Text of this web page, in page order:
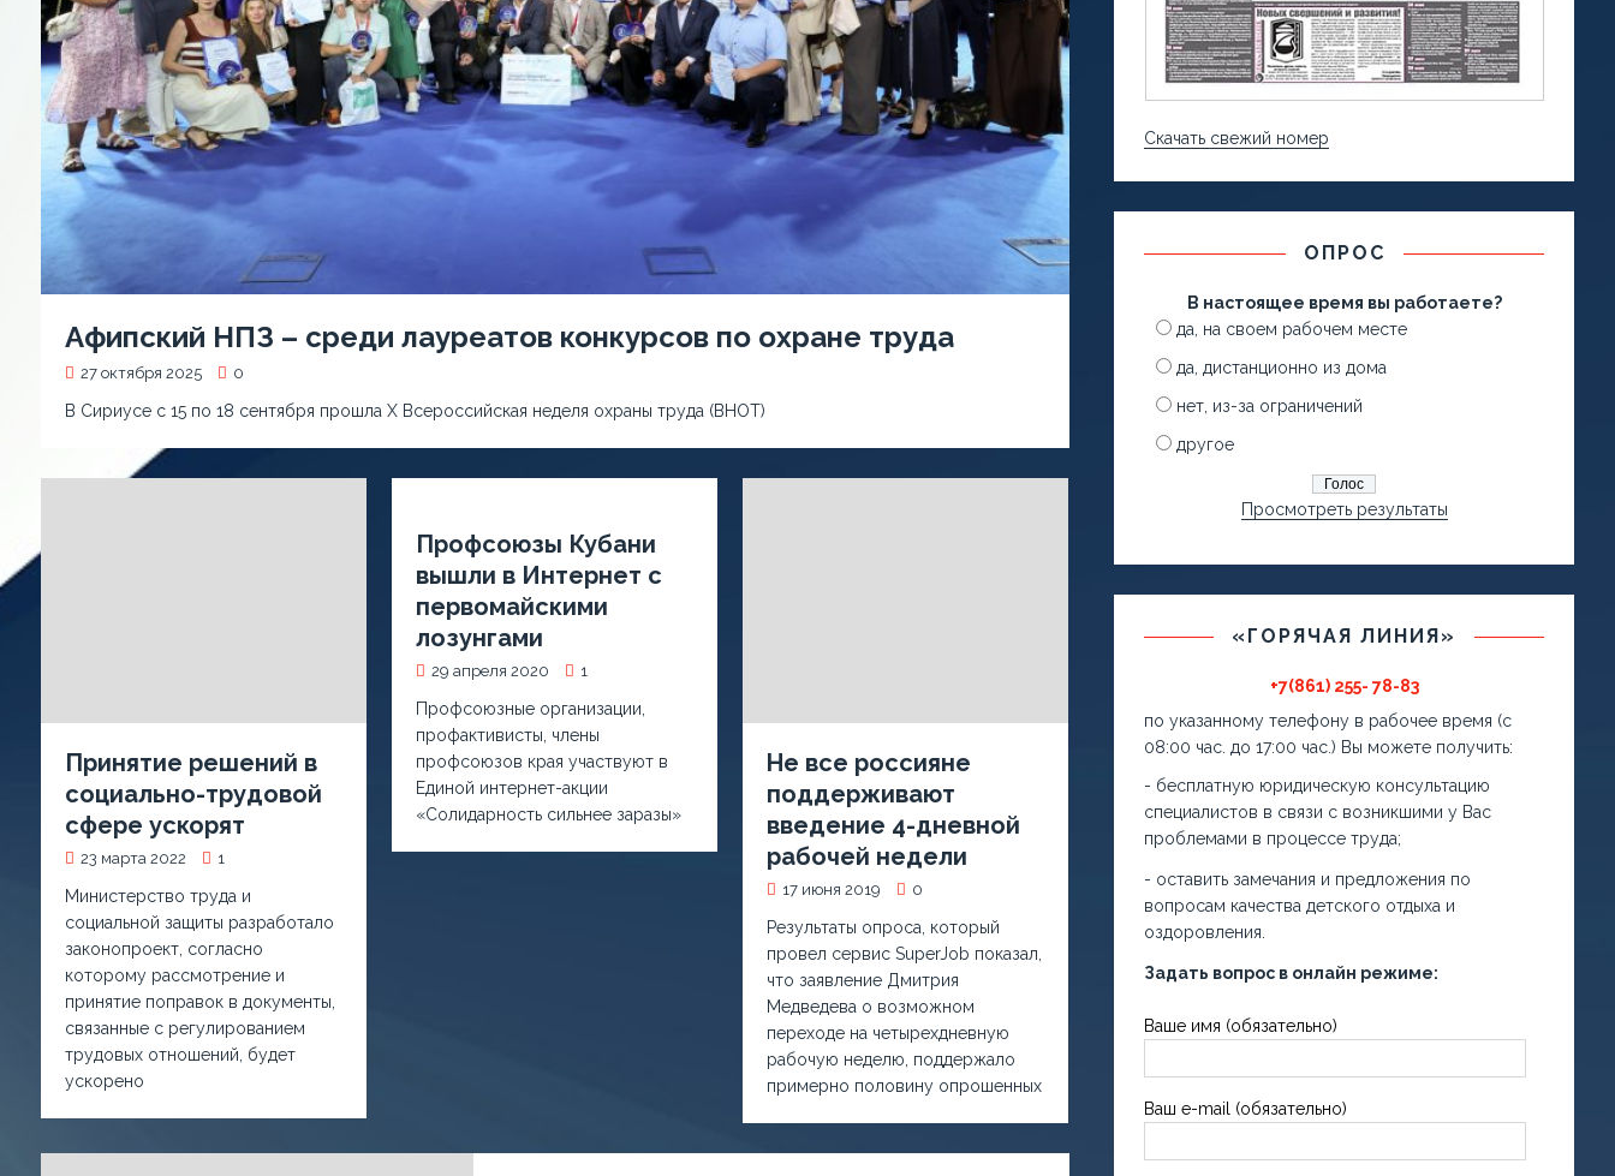
Афипский НПЗ – среди лауреатов конкурсов по охране труда
27 октября 2025 0
В Сириусе с 15 по 18 сентября прошла X Всероссийская неделя охраны труда (ВНОТ)
Принятие решений в
социально-трудовой
сфере уcкорят
23 марта 2022 1
Министерство труда и
социальной защиты разработало
законопроект, согласно
которому рассмотрение и
принятие поправок в документы,
связанные с регулированием
трудовых отношений, будет
ускорено
Профсоюзы Кубани
вышли в Интернет с
первомайскими
лозунгами
29 апреля 2020 1
Профсоюзные организации,
профактивисты, члены
профсоюзов края участвуют в
Единой интернет-акции
«Солидарность сильнее заразы»
Не все россияне
поддерживают
введение 4-дневной
рабочей недели
17 июня 2019 0
Результаты опроса, который
провел сервис SuperJob показал,
что заявление Дмитрия
Медведева о возможном
переходе на четырехдневную
рабочую неделю, поддержало
примерно половину опрошенных
Скачать свежий номер
ОПРОС
В настоящее время вы работаете?
да, на своем рабочем месте
да, дистанционно из дома
нет, из-за ограничений
другое
Просмотреть результаты
«ГОРЯЧАЯ ЛИНИЯ»
+7(861) 255- 78-83
по указанному телефону в рабочее время (с
08:00 час. до 17:00 час.) Вы можете получить:
- бесплатную юридическую консультацию
специалистов в связи с возникшими у Вас
проблемами в процессе труда;
- оставить замечания и предложения по
вопросам качества детского отдыха и
оздоровления.
Задать вопрос в онлайн режиме:
Ваше имя (обязательно)
Ваш e-mail (обязательно)